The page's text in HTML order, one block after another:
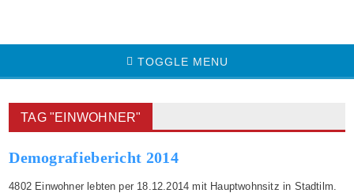
TOGGLE MENU
TAG "EINWOHNER"
Demografiebericht 2014
4802 Einwohner lebten per 18.12.2014 mit Hauptwohnsitz in Stadtilm.